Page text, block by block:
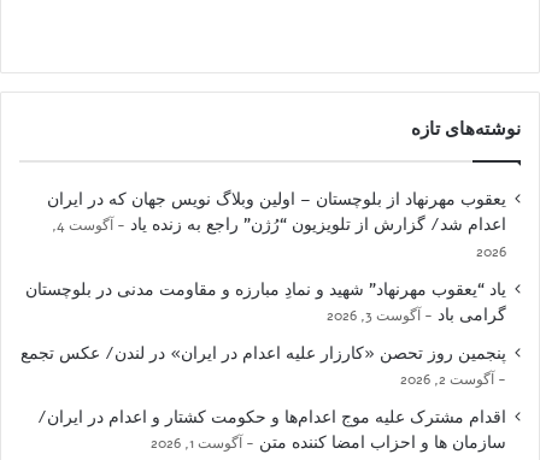
نوشته‌های تازه
یعقوب مهرنهاد از بلوچستان – اولین وبلاگ نویس جهان که در ایران
اعدام شد/ گزارش از تلویزیون “رُژن” راجع به زنده یاد
آگوست 4,
2026
یاد “یعقوب مهرنهاد” شهید و نمادِ مبارزه و مقاومت مدنی در بلوچستان
گرامی باد
آگوست 3, 2026
پنجمین روز تحصن «کارزار علیه اعدام در ایران» در لندن/ عکس تجمع
آگوست 2, 2026
اقدام مشترک علیه موج اعدام‌ها و حکومت کشتار و اعدام در ایران/
سازمان ها و احزاب امضا کننده متن
آگوست 1, 2026